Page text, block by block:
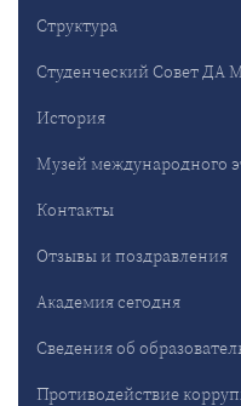
Структура
Студенческий Совет
История
Музей международного
Контакты
Отзывы и поздравления
Академия сегодня
Сведения об
Противодействие